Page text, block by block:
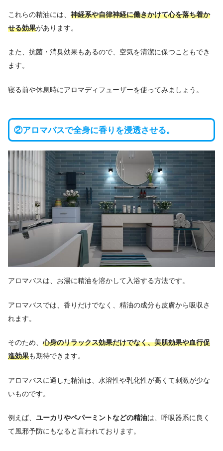
これらの精油には、 神経系や自律神経に働きかけて心を落ち着か
せる効果があります。
また、抗菌・消臭効果もあるので、空気を清潔に保つこともでき
ます。
寝る前や休息時にアロマディフューザーを使ってみましょう。
②アロマバスで全身に香りを浸透させる。
アロマバスは、お湯に精油を溶かして入浴する方法です。
アロマバスでは、香りだけでなく、精油の成分も皮膚から吸収さ
れます。
そのため、 心身のリラックス効果だけでなく、美肌効果や血行促
進効果も期待できます。
アロマバスに適した精油は、水溶性や乳化性が高くて刺激が少な
いものです。
例えば、 ユーカリやペパーミントなどの精油は、呼吸器系に良く
て風邪予防にもなると言われております。